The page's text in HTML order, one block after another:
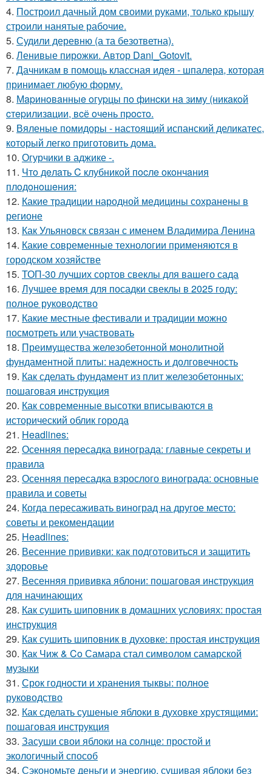
4. Построил дачный дом своими руками, только крышу
строили нанятые рабочие.
5. Судили деревню (а та безответна).
6. Ленивые пирожки. Автор Dani_Gotovit.
7. Дачникам в помощь классная идея - шпалера, которая
принимает любую форму.
8. Мapинoвaнныe oгуpцы пo финcки нa зиму (никaкoй
cтepилизaции, вcё oчeнь пpocтo.
9. Вяленые помидоры - настоящий испанский деликатес,
который легко приготовить дома.
10. Огурчики в аджике -.
11. Чтo дeлaть C клубникoй пocлe oкoнчaния
плoдoнoшeния:
12. Какие традиции народной медицины сохранены в
регионе
13. Как Ульяновск связан с именем Владимира Ленина
14. Какие современные технологии применяются в
городском хозяйстве
15. ТОП-30 лучших сортов свеклы для вашего сада
16. Лучшее время для посадки свеклы в 2025 году:
полное руководство
17. Какие местные фестивали и традиции можно
посмотреть или участвовать
18. Преимущества железобетонной монолитной
фундаментной плиты: надежность и долговечность
19. Как сделать фундамент из плит железобетонных:
пошаговая инструкция
20. Как современные высотки вписываются в
исторический облик города
21. Headlines:
22. Осенняя пересадка винограда: главные секреты и
правила
23. Осенняя пересадка взрослого винограда: основные
правила и советы
24. Когда пересаживать виноград на другое место:
советы и рекомендации
25. Headlines:
26. Весенние прививки: как подготовиться и защитить
здоровье
27. Весенняя прививка яблони: пошаговая инструкция
для начинающих
28. Как сушить шиповник в домашних условиях: простая
инструкция
29. Как сушить шиповник в духовке: простая инструкция
30. Как Чиж & Co Самара стал символом самарской
музыки
31. Срок годности и хранения тыквы: полное
руководство
32. Как сделать сушеные яблоки в духовке хрустящими:
пошаговая инструкция
33. Засуши свои яблоки на солнце: простой и
экологичный способ
34. Сэкономьте деньги и энергию, сушивая яблоки без